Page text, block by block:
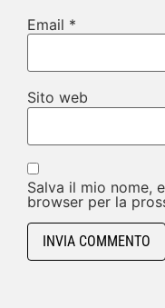
Email *
Sito web
Salva il mio nome,
browser per la